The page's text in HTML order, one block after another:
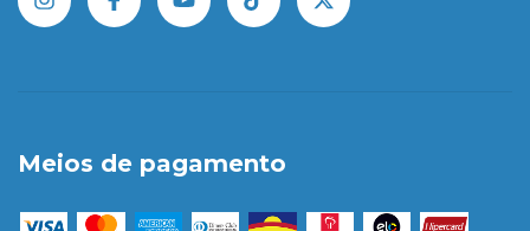
Meios de pagamento